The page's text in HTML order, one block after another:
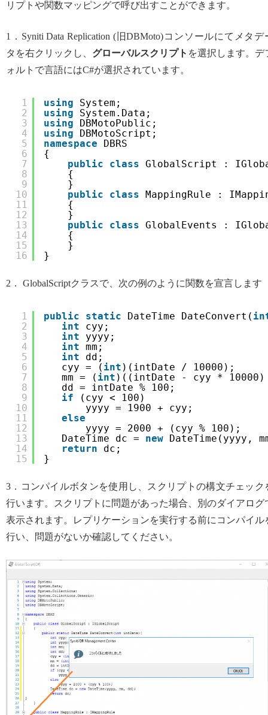
リプトや関数マッピングで呼び出すことができます。
1．Syniti Data Replication (旧DBMoto)コンソールにてメタデ
タを右クリックし、 グローバルスクリプト を選択します。デ
ォルトで言語にはC#が選択されています。
1
2
3
4
5
6
7
8
9
10
11
12
13
14
15
16
using
System;
using
System.Data;
using
DBMotoPublic;
using
DBMotoScript;
namespace
DBRS
{
public
class GlobalScript :
{
}
public
class
MappingRule :
{
}
public
class GlobalEvents :
{
}
}
2． GlobalScriptクラスで、次の例のように関数を宣言します
1
2
3
4
5
6
7
8
9
10
11
12
13
14
15
public static DateTime DateConvert(
int
cyy;
int
yyyy;
int mm;
int
dd;
cyy = ( int )(intDate / 10000);
mm = ( int )((intDate - cyy *
dd = intDate % 100;
if
(cyy < 100)
yyyy = 1900 + cyy;
else
yyyy = 2000 + (cyy % 100);
DateTime dc = new
DateTime(yyyy,
return
dc;
}
3．コンパイルボタンを使用し、スクリプトの構文チェック
行います。スクリプトに問題があった場合、別のダイアログ
表示されます。レプリケーションを実行する前にコンパイル
行い、問題がないか確認してください。